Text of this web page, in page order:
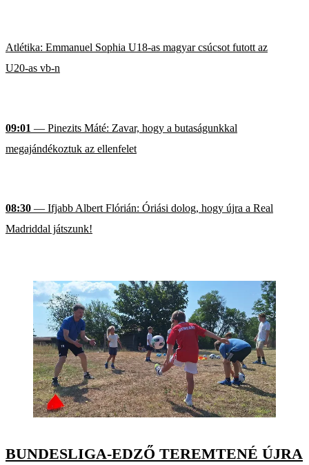
Atlétika: Emmanuel Sophia U18-as magyar csúcsot futott az
U20-as vb-n
09:01 — Pinezits Máté: Zavar, hogy a butaságunkkal
megajándékoztuk az ellenfelet
08:30 — Ifjabb Albert Flórián: Óriási dolog, hogy újra a Real
Madriddal játszunk!
BUNDESLIGA-EDZŐ TEREMTENÉ ÚJRA